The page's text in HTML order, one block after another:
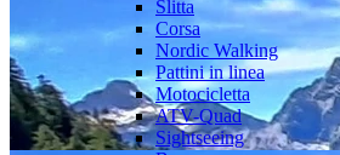
Slitta
Corsa
Nordic Walking
Pattini in linea
Motocicletta
ATV-Quad
Sightseeing